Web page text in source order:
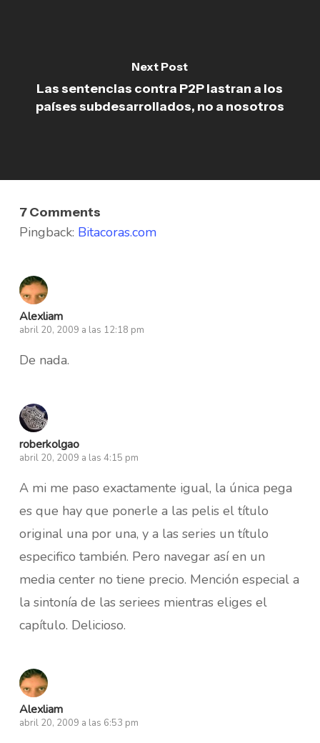
Next Post
Las sentencias contra P2P lastran a los
países subdesarrollados, no a nosotros
7 Comments
Pingback: Bitacoras.com
Alexliam
abril 20, 2009 a las 12:18 pm
De nada.
roberkolgao
abril 20, 2009 a las 4:15 pm
A mi me paso exactamente igual, la única pega
es que hay que ponerle a las pelis el título
original una por una, y a las series un título
especifico también. Pero navegar así en un
media center no tiene precio. Mención especial a
la sintonía de las seriees mientras eliges el
capítulo. Delicioso.
Alexliam
abril 20, 2009 a las 6:53 pm